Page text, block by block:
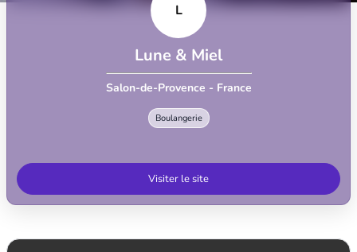
L
Lune & Miel
Salon-de-Provence - France
Boulangerie
Visiter le site